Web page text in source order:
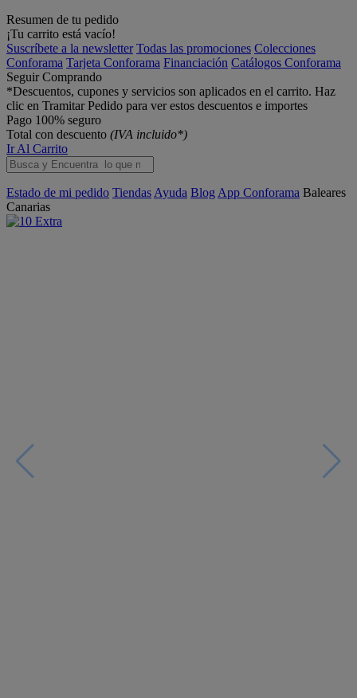
Resumen de tu pedido
¡Tu carrito está vacío!
Suscríbete a la newsletter Todas las promociones Colecciones
Conforama Tarjeta Conforama Financiación Catálogos Conforama
Seguir Comprando
*Descuentos, cupones y servicios son aplicados en el carrito. Haz
clic en Tramitar Pedido para ver estos descuentos e importes
Pago 100% seguro
Total con descuento (IVA incluido*)
Ir Al Carrito
Estado de mi pedido Tiendas Ayuda Blog App Conforama Baleares
Canarias